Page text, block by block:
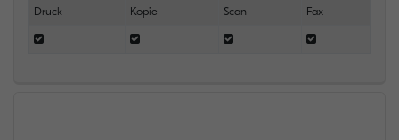
Druck Kopie Scan Fax